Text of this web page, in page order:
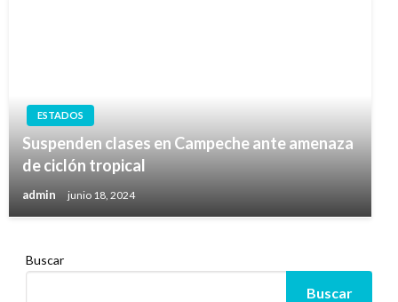
ESTADOS
Suspenden clases en Campeche ante amenaza
de ciclón tropical
admin junio 18, 2024
Buscar
Buscar